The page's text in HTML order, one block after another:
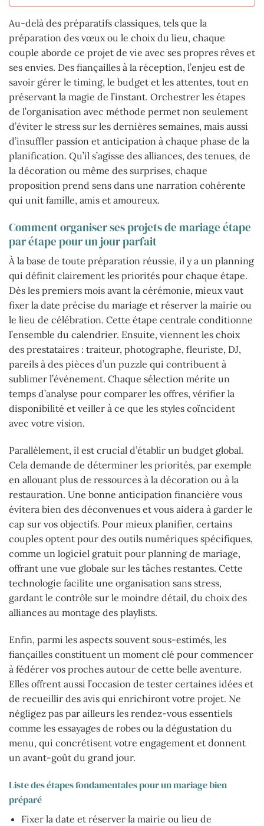
Au-delà des préparatifs classiques, tels que la
préparation des vœux ou le choix du lieu, chaque
couple aborde ce projet de vie avec ses propres rêves et
ses envies. Des fiançailles à la réception, l’enjeu est de
savoir gérer le timing, le budget et les attentes, tout en
préservant la magie de l’instant. Orchestrer les étapes
de l’organisation avec méthode permet non seulement
d’éviter le stress sur les dernières semaines, mais aussi
d’insuffler passion et anticipation à chaque phase de la
planification. Qu’il s’agisse des alliances, des tenues, de
la décoration ou même des surprises, chaque
proposition prend sens dans une narration cohérente
qui unit famille, amis et amoureux.
Comment organiser ses projets de mariage étape
par étape pour un jour parfait
À la base de toute préparation réussie, il y a un planning
qui définit clairement les priorités pour chaque étape.
Dès les premiers mois avant la cérémonie, mieux vaut
fixer la date précise du mariage et réserver la mairie ou
le lieu de célébration. Cette étape centrale conditionne
l’ensemble du calendrier. Ensuite, viennent les choix
des prestataires : traiteur, photographe, fleuriste, DJ,
pareils à des pièces d’un puzzle qui contribuent à
sublimer l’événement. Chaque sélection mérite un
temps d’analyse pour comparer les offres, vérifier la
disponibilité et veiller à ce que les styles coïncident
avec votre vision.
Parallèlement, il est crucial d’établir un budget global.
Cela demande de déterminer les priorités, par exemple
en allouant plus de ressources à la décoration ou à la
restauration. Une bonne anticipation financière vous
évitera bien des déconvenues et vous aidera à garder le
cap sur vos objectifs. Pour mieux planifier, certains
couples optent pour des outils numériques spécifiques,
comme un logiciel gratuit pour planning de mariage,
offrant une vue globale sur les tâches restantes. Cette
technologie facilite une organisation sans stress,
gardant le contrôle sur le moindre détail, du choix des
alliances au montage des playlists.
Enfin, parmi les aspects souvent sous-estimés, les
fiançailles constituent un moment clé pour commencer
à fédérer vos proches autour de cette belle aventure.
Elles offrent aussi l’occasion de tester certaines idées et
de recueillir des avis qui enrichiront votre projet. Ne
négligez pas par ailleurs les rendez-vous essentiels
comme les essayages de robes ou la dégustation du
menu, qui concrétisent votre engagement et donnent
un avant-goût du grand jour.
Liste des étapes fondamentales pour un mariage bien
préparé
Fixer la date et réserver la mairie ou lieu de